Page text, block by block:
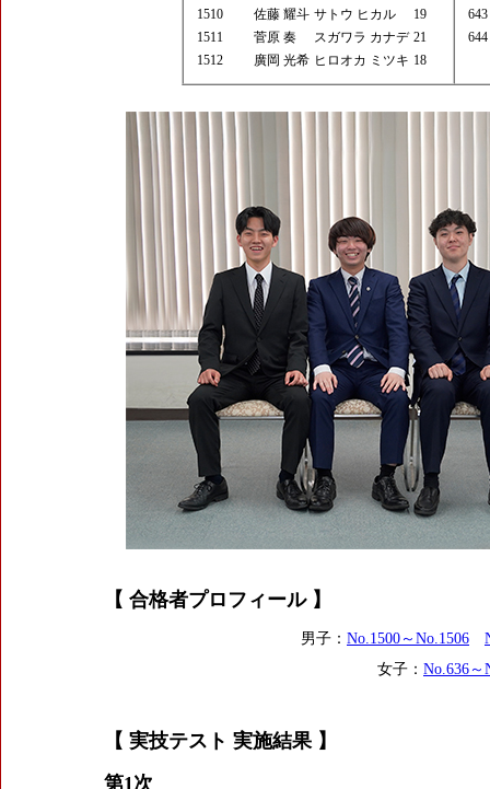
1510
佐藤 耀斗 サトウ ヒカル
19
1511
菅原 奏 スガワラ カナデ 21
1512
廣岡 光希 ヒロオカ ミツキ 18
643
644
【 合格者プロフィール 】
男子： No.1500～No.1506
女子： No.636～
【 実技テスト 実施結果 】
第1次